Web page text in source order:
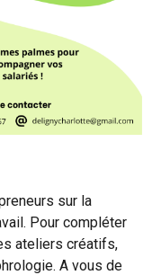
sur la
Pour compléter
ateliers créatifs,
A vous de